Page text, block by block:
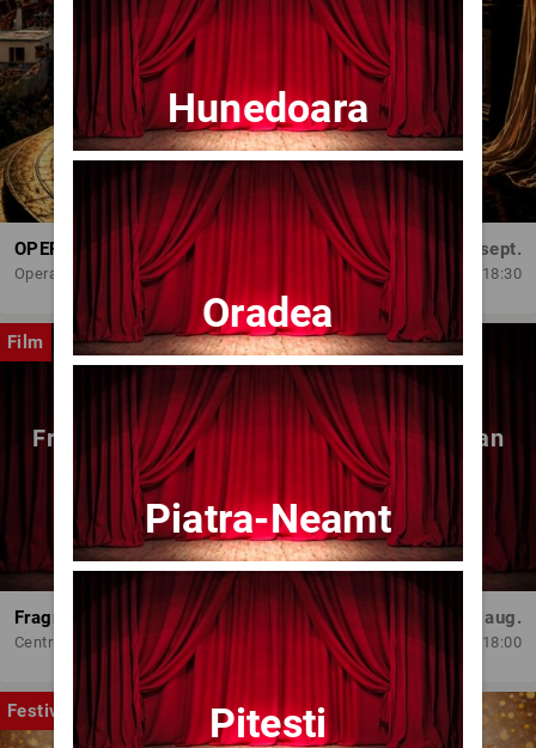
OPERA BRAȘOV ESTIVAL – DANCING SUMMER - SPECTACOL DE BALET
Opera Brasov
Dum, 6 sept.
18:30
Film
Fragmente dintr-un atelier – (regia Bogdan
Mureșanu) – AG
Fragmente dintr-un atelier – (regia Bogdan Mureșanu) – AG
Centrul Internațional de Artă Contemporană - Baia Turcească Iași
Dum, 30 aug.
18:00
Festival
Hunedoara
Oradea
Piatra-Neamt
Pitesti